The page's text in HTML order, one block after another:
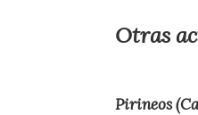
Otras
Pirineos